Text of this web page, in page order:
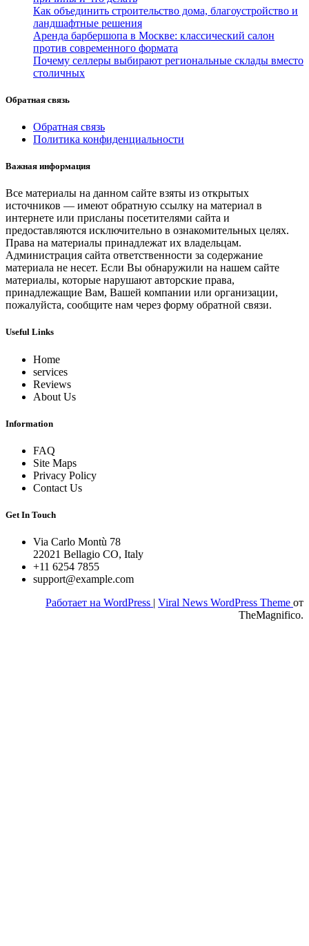
Как объединить строительство дома, благоустройство и
ландшафтные решения
Аренда барбершопа в Москве: классический салон
против современного формата
Почему селлеры выбирают региональные склады вместо
столичных
Обратная связь
Обратная связь
Политика конфиденциальности
Важная информация
Все материалы на данном сайте взяты из открытых
источников — имеют обратную ссылку на материал в
интернете или присланы посетителями сайта и
предоставляются исключительно в ознакомительных целях.
Права на материалы принадлежат их владельцам.
Администрация сайта ответственности за содержание
материала не несет. Если Вы обнаружили на нашем сайте
материалы, которые нарушают авторские права,
принадлежащие Вам, Вашей компании или организации,
пожалуйста, сообщите нам через форму обратной связи.
Useful Links
Home
services
Reviews
About Us
Information
FAQ
Site Maps
Privacy Policy
Contact Us
Get In Touch
Via Carlo Montù 78
22021 Bellagio CO, Italy
+11 6254 7855
support@example.com
Работает на WordPress | Viral News WordPress Theme от
TheMagnifico.